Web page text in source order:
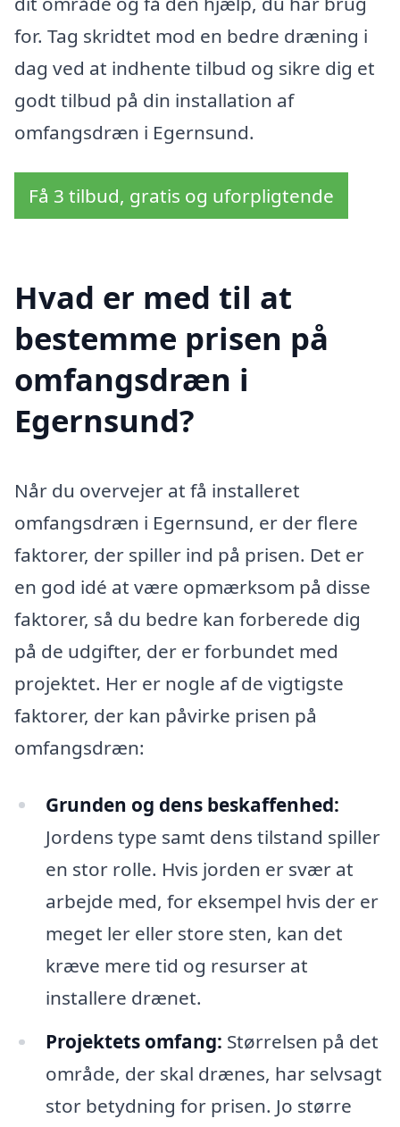
for. Tag skridtet mod en bedre dræning i
dag ved at indhente tilbud og sikre dig et
godt tilbud på din installation af
omfangsdræn i Egernsund.
Få 3 tilbud, gratis og uforpligtende
Hvad er med til at
bestemme prisen på
omfangsdræn i
Egernsund?
Når du overvejer at få installeret
omfangsdræn i Egernsund, er der flere
faktorer, der spiller ind på prisen. Det er
en god idé at være opmærksom på disse
faktorer, så du bedre kan forberede dig
på de udgifter, der er forbundet med
projektet. Her er nogle af de vigtigste
faktorer, der kan påvirke prisen på
omfangsdræn:
Grunden og dens beskaffenhed:
Jordens type samt dens tilstand spiller
en stor rolle. Hvis jorden er svær at
arbejde med, for eksempel hvis der er
meget ler eller store sten, kan det
kræve mere tid og resurser at
installere drænet.
Projektets omfang: Størrelsen på det
område, der skal drænes, har selvsagt
stor betydning for prisen. Jo større